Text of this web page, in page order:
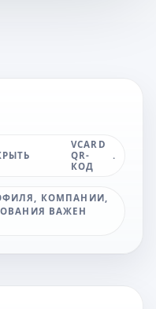
VCARD
QR-
КОД
.
КОМПАНИИ,
ВАЖЕН